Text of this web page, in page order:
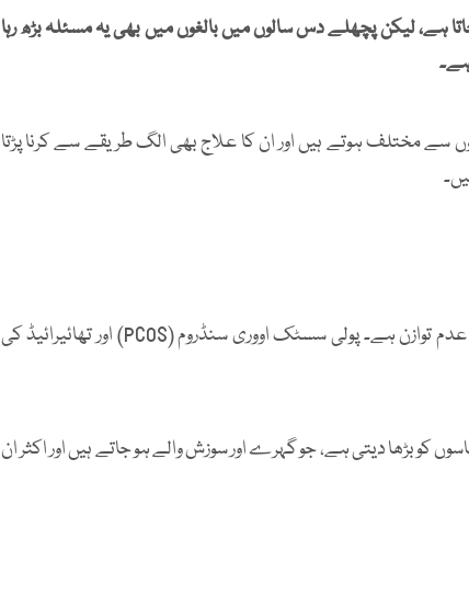
ہے، لیکن پچھلے دس سالوں میں بالغوں میں بھی یہ مسئلہ بڑھ رہا
ہے۔
سے مختلف ہوتے ہیں اور ان کا علاج بھی الگ طریقے سے کرنا پڑتا
خواتین میں بالغوں کے مہاسوں کا سب سے عام سبب ہارمونز کا عدم توازن ہے۔ پولی سسٹک اووری سنڈروم (PCOS) اور تھائیرائیڈ کی
کو بڑھا دیتی ہے، جو گہرے اور سوزش والے ہو جاتے ہیں اور اکثر ان